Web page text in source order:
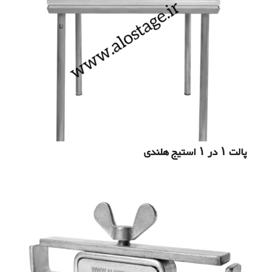
پالت ۱ در ۱ استیج هلندی